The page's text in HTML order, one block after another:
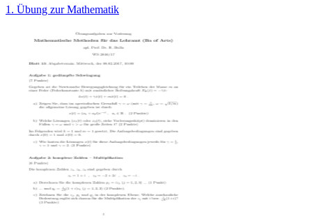
1. Übung zur Mathematik